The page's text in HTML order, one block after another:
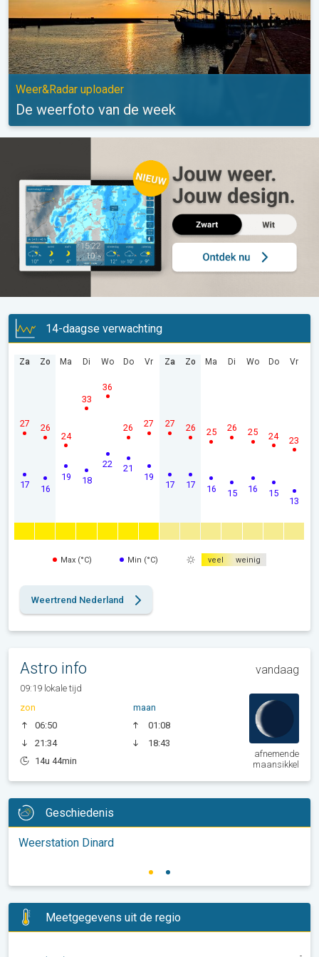
Weer&Radar uploader
De weerfoto van de week
14-daagse verwachting
Za
17
27
Zo
16
26
Ma
19
24
Di
18
33
Wo
22
36
Do
21
26
Vr
19
27
Za
17
27
Zo
17
26
Ma
16
25
Di
15
26
Wo
16
25
Do
15
24
Vr
13
23
Max (°C) Min (°C) veel weinig
Weertrend Nederland
Astro info vandaag
09:19 lokale tijd
zon
06:50
21:34
14u 44min
maan
01:08
18:43
afnemende
maansikkel
Geschiedenis
Weerstation Dinard
Meetgegevens uit de regio